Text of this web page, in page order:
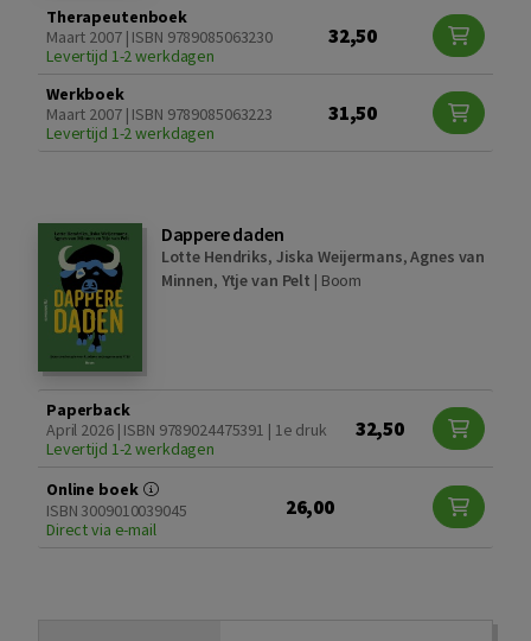
Therapeutenboek
Maart 2007 | ISBN 9789085063230
Levertijd 1-2 werkdagen
32,50
Werkboek
Maart 2007 | ISBN 9789085063223
Levertijd 1-2 werkdagen
31,50
Dappere daden
Lotte Hendriks, Jiska Weijermans,Agnes van
Minnen, Ytje van Pelt | Boom
Paperback
April 2026 | ISBN 9789024475391 | 1e druk
Levertijd 1-2 werkdagen
32,50
Online boek
ISBN 3009010039045
Direct via e-mail
26,00